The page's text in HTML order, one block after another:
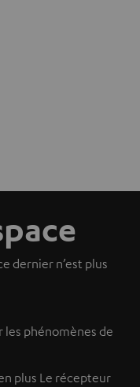
dernier n’est plus
les phénomènes de
plus Le récepteur